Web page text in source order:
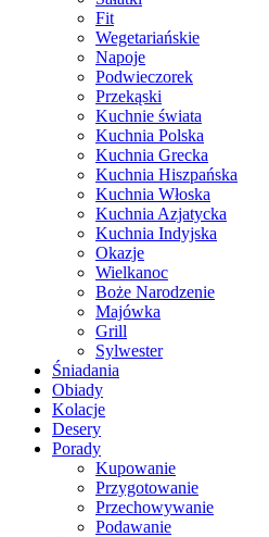
Fit
Wegetariańskie
Napoje
Podwieczorek
Przekąski
Kuchnie świata
Kuchnia Polska
Kuchnia Grecka
Kuchnia Hiszpańska
Kuchnia Włoska
Kuchnia Azjatycka
Kuchnia Indyjska
Okazje
Wielkanoc
Boże Narodzenie
Majówka
Grill
Sylwester
Śniadania
Obiady
Kolacje
Desery
Porady
Kupowanie
Przygotowanie
Przechowywanie
Podawanie